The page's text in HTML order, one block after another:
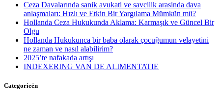
Ceza Davalarında sanik avukati ve savcilik arasinda dava
anlaşmaları: Hızlı ve Etkin Bir Yargılama Mümkün mü?
Hollanda Ceza Hukukunda Aklama: Karmaşık ve Güncel Bir
Olgu
Hollanda Hukukunca bir baba olarak çocuğumun velayetini
ne zaman ve nasıl alabilirim?
2025’te nafakada artışı
INDEXERING VAN DE ALIMENTATIE
Categorieën